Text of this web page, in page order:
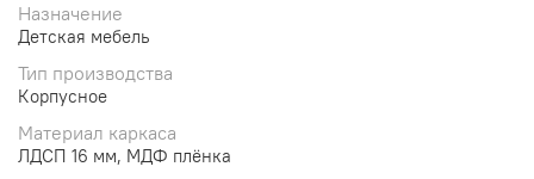
Назначение
Детская мебель
Тип производства
Корпусное
Материал каркаса
ЛДСП 16 мм, МДФ плёнка